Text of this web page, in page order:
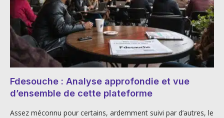
Fdesouche : Analyse approfondie et vue
d’ensemble de cette plateforme
Assez méconnu pour certains, ardemment suivi par d’autres, le